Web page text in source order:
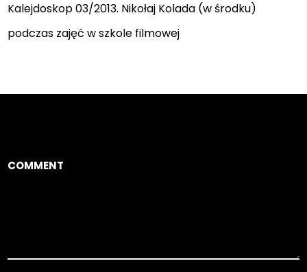
Kalejdoskop 03/2013. Nikołaj Kolada (w środku)
podczas zajęć w szkole filmowej